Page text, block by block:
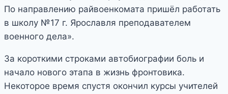
По направлению райвоенкомата пришёл работать
в школу №17 г. Ярославля преподавателем
военного дела».
За короткими строками автобиографии боль и
начало нового этапа в жизнь фронтовика.
Некоторое время спустя окончил курсы учителей